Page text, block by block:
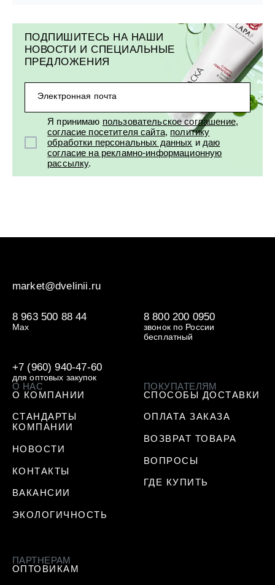
ПОДПИШИТЕСЬ НА НАШИ
НОВОСТИ И СПЕЦИАЛЬНЫЕ
ПРЕДЛОЖЕНИЯ
Электронная почта
Я принимаю пользовательское соглашение,
согласие посетителя сайта, политику
обработки персональных данных и даю
согласие на рекламно-информационную
рассылку.
market@dvelinii.ru
8 800 200 0950
звонок по России
бесплатный
8 963 500 88 44
Max
+7 (960) 940-47-60
для оптовых закупок
О НАС
О КОМПАНИИ
СТАНДАРТЫ
КОМПАНИИ
НОВОСТИ
КОНТАКТЫ
ВАКАНСИИ
ЭКОЛОГИЧНОСТЬ
ПОКУПАТЕЛЯМ
СПОСОБЫ ДОСТАВКИ
ОПЛАТА ЗАКАЗА
ВОЗВРАТ ТОВАРА
ВОПРОСЫ
ГДЕ КУПИТЬ
ПАРТНЕРАМ
ОПТОВИКАМ